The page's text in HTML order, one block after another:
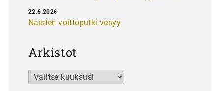
Naisten voittoputki venyy
22.6.2026
Arkistot
Arkistot